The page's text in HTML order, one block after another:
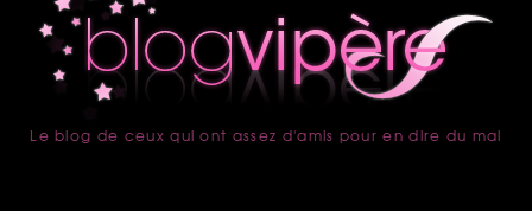
accueil
Le blog de ceux qui ont assez d'amis pour en dire du mal